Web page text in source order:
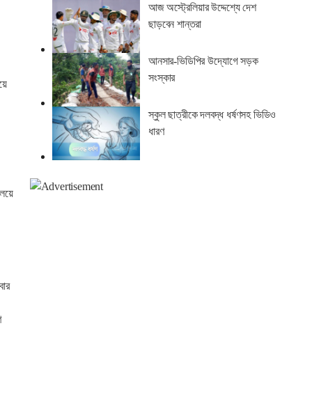
আজ অস্ট্রেলিয়ার উদ্দেশ্যে দেশ
ছাড়বেন শান্তরা
আনসার-ভিডিপির উদ্যোগে সড়ক
সংস্কার
স্কুল ছাত্রীকে দলবদ্ধ ধর্ষণসহ ভিডিও
ধারণ